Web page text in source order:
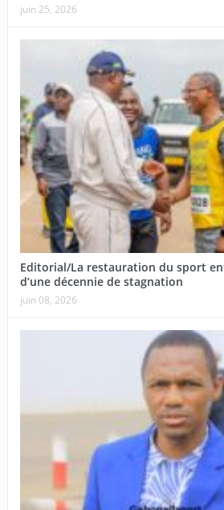
juin 25, 2026
Editorial/La restauration du sport
d’une décennie de stagnation
juin 08, 2026